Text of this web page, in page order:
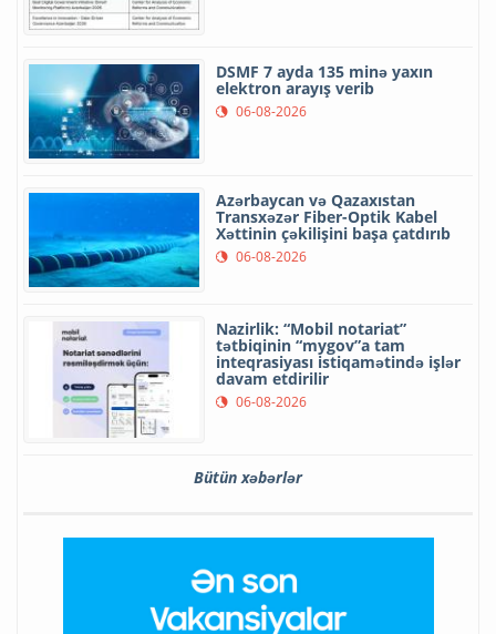
DSMF 7 ayda 135 minə yaxın
elektron arayış verib
06-08-2026
Azərbaycan və Qazaxıstan
Transxəzər Fiber-Optik Kabel
Xəttinin çəkilişini başa çatdırıb
06-08-2026
Nazirlik: “Mobil notariat”
tətbiqinin “mygov”a tam
inteqrasiyası istiqamətində işlər
davam etdirilir
06-08-2026
Bütün xəbərlər